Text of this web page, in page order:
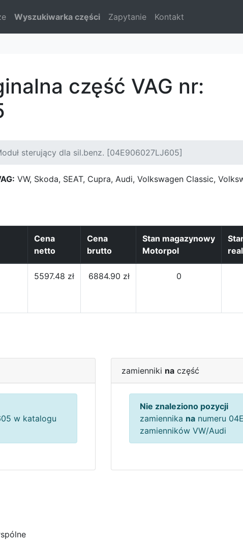
Wyszukiwarka części Zapytanie Kontakt
część VAG nr:
sterujący dla sil.benz. [04E906027LJ605]
VW, Skoda, SEAT, Cupra, Audi, Volkswagen Classic,
Cena
netto
Cena
brutto
Stan magazynowy
Motorpol
5597.48 zł 6884.90 zł 0
w katalogu
zamienniki na część
Nie znaleziono pozycji
zamiennika na numeru
zamienników VW/Audi